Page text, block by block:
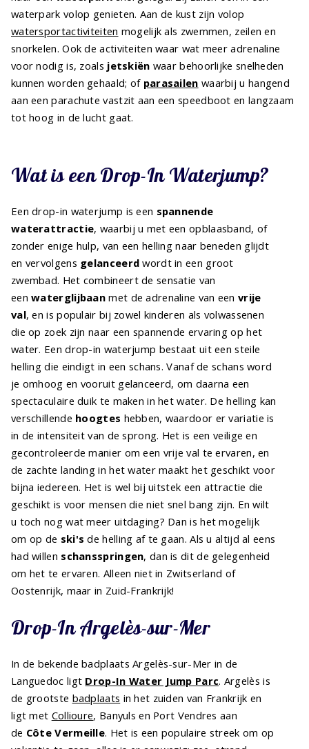
waterpark volop genieten. Aan de kust zijn volop
watersportactiviteiten mogelijk als zwemmen, zeilen en
snorkelen. Ook de activiteiten waar wat meer adrenaline
voor nodig is, zoals jetskiën waar behoorlijke snelheden
kunnen worden gehaald; of parasailen waarbij u hangend
aan een parachute vastzit aan een speedboot en langzaam
tot hoog in de lucht gaat.
Wat is een Drop-In Waterjump?
Een drop-in waterjump is een spannende
waterattractie, waarbij u met een opblaasband, of
zonder enige hulp, van een helling naar beneden glijdt
en vervolgens gelanceerd wordt in een groot
zwembad. Het combineert de sensatie van
eenwaterglijbaan met de adrenaline van eenvrije
val, en is populair bij zowel kinderen als volwassenen
die op zoek zijn naar een spannende ervaring op het
water. Een drop-in waterjump bestaat uit een steile
helling die eindigt in een schans. Vanaf de schans word
je omhoog en vooruit gelanceerd, om daarna een
spectaculaire duik te maken in het water. De helling kan
verschillende hoogtes hebben, waardoor er variatie is
in de intensiteit van de sprong. Het is een veilige en
gecontroleerde manier om een vrije val te ervaren, en
de zachte landing in het water maakt het geschikt voor
bijna iedereen. Het is wel bij uitstek een attractie die
geschikt is voor mensen die niet snel bang zijn. En wilt
u toch nog wat meer uitdaging? Dan is het mogelijk
om op de ski's de helling af te gaan. Als u altijd al eens
had willen schansspringen, dan is dit de gelegenheid
om het te ervaren. Alleen niet in Zwitserland of
Oostenrijk, maar in Zuid-Frankrijk!
Drop-In Argelès-sur-Mer
In de bekende badplaats Argelès-sur-Mer in de
Languedoc ligt Drop-In Water Jump Parc. Argelès is
de grootste badplaats in het zuiden van Frankrijk en
ligt met Collioure, Banyuls en Port Vendres aan
de Côte Vermeille. Het is een populaire streek om op